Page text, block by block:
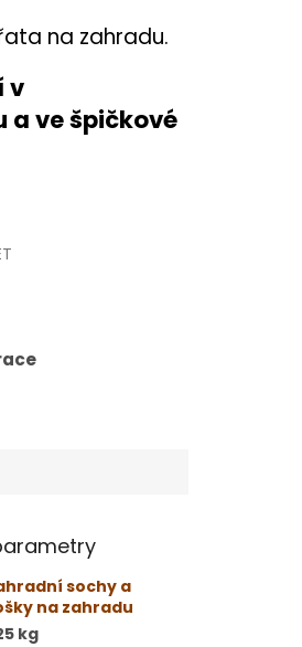
na zahradu.
v
a ve špičkové
sochy a
na zahradu
kg